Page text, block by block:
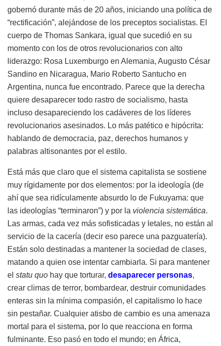
gobernó durante más de 20 años, iniciando una política de
“rectificación”, alejándose de los preceptos socialistas. El
cuerpo de Thomas Sankara, igual que sucedió en su
momento con los de otros revolucionarios con alto
liderazgo: Rosa Luxemburgo en Alemania, Augusto César
Sandino en Nicaragua, Mario Roberto Santucho en
Argentina, nunca fue encontrado. Parece que la derecha
quiere desaparecer todo rastro de socialismo, hasta
incluso desapareciendo los cadáveres de los líderes
revolucionarios asesinados. Lo más patético e hipócrita:
hablando de democracia, paz, derechos humanos y
palabras altisonantes por el estilo.
Está más que claro que el sistema capitalista se sostiene
muy rígidamente por dos elementos: por la ideología (de
ahí que sea ridículamente absurdo lo de Fukuyama: que
las ideologías “terminaron”) y por la violencia sistemática.
Las armas, cada vez más sofisticadas y letales, no están al
servicio de la cacería (decir eso parece una pazguatería).
Están solo destinadas a mantener la sociedad de clases,
matando a quien ose intentar cambiarla. Si para mantener
el statu quo hay que torturar, desaparecer personas,
crear climas de terror, bombardear, destruir comunidades
enteras sin la mínima compasión, el capitalismo lo hace
sin pestañar. Cualquier atisbo de cambio es una amenaza
mortal para el sistema, por lo que reacciona en forma
fulminante. Eso pasó en todo el mundo; en África,